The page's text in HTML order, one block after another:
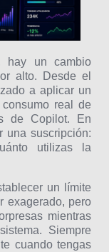
hay un cambio
alto. Desde el
a aplicar un
real de
de Copilot. En
una suscripción:
utilizas la
un límite
exagerado, pero
mientras
Siempre
cuando tengas